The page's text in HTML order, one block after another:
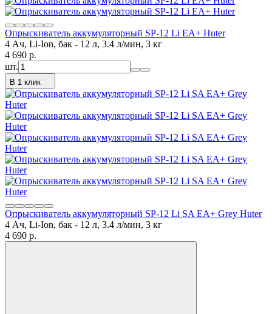
Опрыскиватель аккумуляторный SP-12 Li EA+ Huter
4 Ач, Li-Ion, бак - 12 л, 3.4 л/мин, 3 кг
4 690 p.
шт.
В 1 клик
Опрыскиватель аккумуляторный SP-12 Li SA EA+ Grey Huter
4 Ач, Li-Ion, бак - 12 л, 3.4 л/мин, 3 кг
4 690 p.